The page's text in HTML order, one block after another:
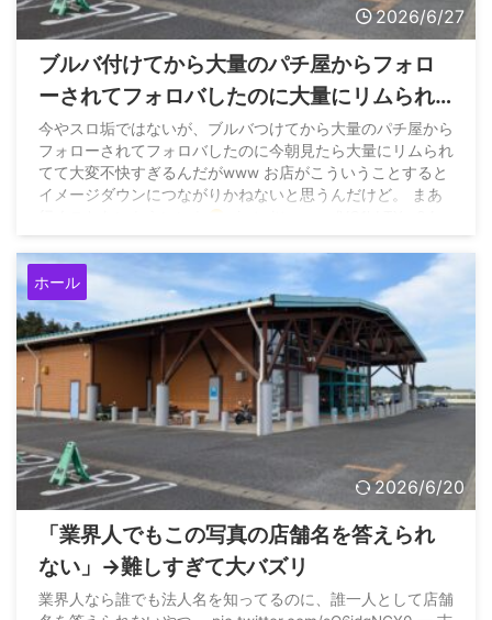
2026/6/27
ブルバ付けてから大量のパチ屋からフォロ
ーされてフォロバしたのに大量にリムられ
てるのなんなん？
今やスロ垢ではないが、ブルバつけてから大量のパチ屋から
フォローされてフォロバしたのに今朝見たら大量にリムられ
てて大変不快すぎるんだがwww お店がこういうことすると
イメージダウンにつながりかねないと思うんだけど。 まあ
ホール
2026/6/20
「業界人でもこの写真の店舗名を答えられ
ない」→難しすぎて大バズリ
業界人なら誰でも法人名を知ってるのに、誰一人として店舗